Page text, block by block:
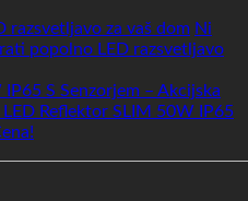
razsvetljavo za vaš dom Ni
popolno LED razsvetljavo
S Senzorjem – Akcijska
LED Reflektor SLIM 50W IP65